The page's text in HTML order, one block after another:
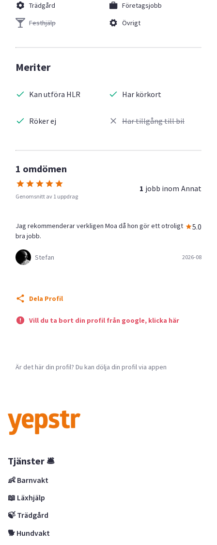
Trädgård
Festhjälp
Företagsjobb
Övrigt
Meriter
Kan utföra HLR
Röker ej
Har körkort
Har tillgång till bil
1 omdömen
Genomsnitt av 1 uppdrag
1 jobb inom Annat
Jag rekommenderar verkligen Moa då hon gör ett otroligt
bra jobb.
5.0
Stefan 2026-08
Dela Profil
Vill du ta bort din profil från google, klicka här
Är det här din profil? Du kan dölja din profil via appen
Tjänster 🛎
👶 Barnvakt
📖 Läxhjälp
🍃 Trädgård
🐕 Hundvakt